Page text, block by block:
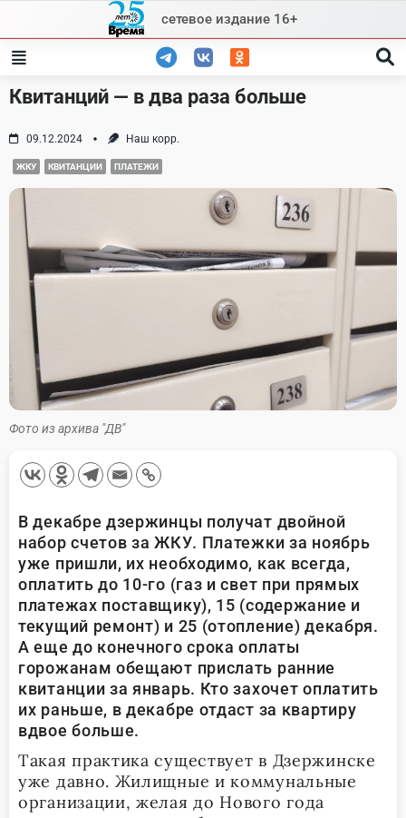
content
сетевое издание 16+
Квитанций — в два раза больше
09.12.2024 Наш корр.
ЖКУ КВИТАНЦИИ ПЛАТЕЖИ
Фото из архива "ДВ"
В декабре дзержинцы получат двойной
набор счетов за ЖКУ. Платежки за ноябрь
уже пришли, их необходимо, как всегда,
оплатить до 10-го (газ и свет при прямых
платежах поставщику), 15 (содержание и
текущий ремонт) и 25 (отопление) декабря.
А еще до конечного срока оплаты
горожанам обещают прислать ранние
квитанции за январь. Кто захочет оплатить
их раньше, в декабре отдаст за квартиру
вдвое больше.
Такая практика существует в Дзержинске
уже давно. Жилищные и коммунальные
организации, желая до Нового года